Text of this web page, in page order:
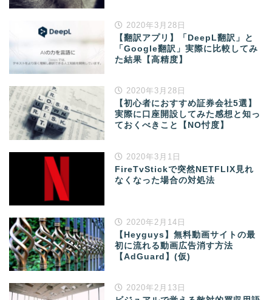
2020年3月28日
【翻訳アプリ】「DeepL翻訳」と
「Google翻訳」実際に比較してみ
た結果【高精度】
2020年3月28日
【初心者におすすめ証券会社5選】
実際に口座開設してみた感想と知っ
ておくべきこと【NO忖度】
2020年3月1日
FireTvStickで突然NETFLIX見れ
なくなった場合の対処法
2020年2月14日
【Heyguys】無料動画サイトの最
初に流れる動画広告消す方法
【AdGuard】(仮)
2020年2月13日